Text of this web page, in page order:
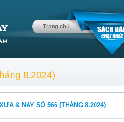
Trang chủ
8.2024)
XƯA & NAY SỐ 566 (THÁNG 8.2024)